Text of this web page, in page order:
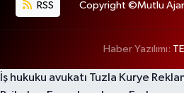
RSS Copyright ©Mutlu
Haber Yazılımı:
İş hukuku avukatı Tuzla Kurye